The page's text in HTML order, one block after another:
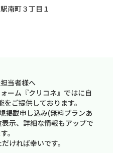
南町３丁目１
当者様へ
ーム『クリコネ』ではに自
ご提供しております。
掲載申し込み(無料プランあ
示、詳細な情報もアップで
。
ければ幸いです。